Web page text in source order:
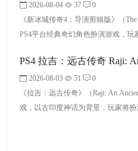
Director's Cut 中文 pkg 网盘
2026-08-04 37
0
《新冰城传奇4：导演剪辑版》（
PS4平台经典奇幻角色扮演游戏，
职业培养和解谜玩法，导演剪辑版
更加完整的复古CRPG体验，适合喜
PS4 拉吉：远古传奇 Raji:
盘下载
2026-08-03 51
0
《拉吉：远古传奇》（Raji: An
戏，以古印度神话为背景，玩家将